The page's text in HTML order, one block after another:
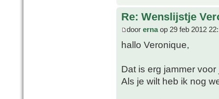
Re: Wenslijstje
door ernaop 29 feb 2012
hallo Veronique,
Dat is erg jammer
Als je wilt heb ik nog